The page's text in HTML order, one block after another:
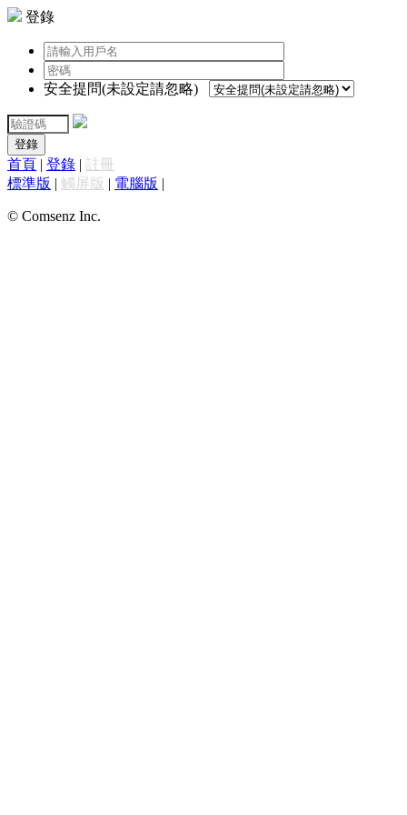
登錄
安全提問(未設定請忽略)
登錄
首頁 | 登錄 | 註冊
標準版 | 觸屏版 | 電腦版 |
© Comsenz Inc.